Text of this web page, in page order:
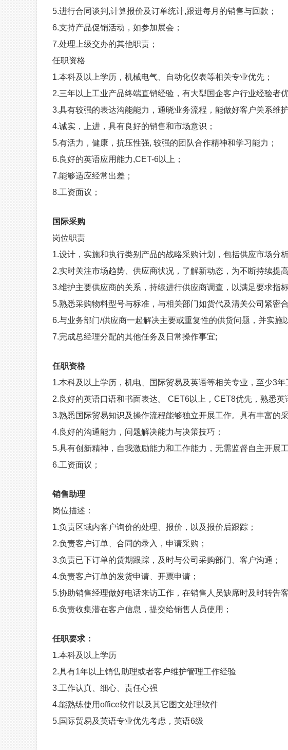
5.进行合同谈判,计算报价及订单统计,跟进每月的销售与回款；
6.支持产品促销活动，如参加展会；
7.处理上级交办的其他职责；
任职资格
1.本科及以上学历，机械电气、自动化仪表等相关专业优先；
2.三年以上工业产品终端直销经验，有大型国企客户行业经验者
3.具有较强的表达沟能能力，通晓业务流程，能做好客户关系维
4.诚实，上进，具有良好的销售和市场意识；
5.有活力，健康，抗压性强, 较强的团队合作精神和学习能力；
6.良好的英语应用能力,CET-6以上；
7.能够适应经常出差；
8.工资面议；
国际采购
岗位职责
1.设计，实施和执行类别产品的战略采购计划，包括供应市场分
2.实时关注市场趋势、供应商状况，了解新动态，为不断持续提
3.维护主要供应商的关系，持续进行供应商调查，以满足要求指
5.熟悉采购物料型号与标准，与相关部门如货代及清关公司紧密
6.与业务部门/供应商一起解决主要或重复性的供货问题，并实施
7.完成总经理分配的其他任务及日常操作事宜;
任职资格
1.本科及以上学历，机电、国际贸易及英语等相关专业，至少3年
2.良好的英语口语和书面表达。 CET6以上，CET8优先，熟悉英
3.熟悉国际贸易知识及操作流程能够独立开展工作。具有丰富的
4.良好的沟通能力，问题解决能力与决策技巧；
5.具有创新精神，自我激励能力和工作能力，无需监督自主开展
6.工资面议；
销售助理
岗位描述：
1.负责区域内客户询价的处理、报价，以及报价后跟踪；
2.负责客户订单、合同的录入，申请采购；
3.负责已下订单的货期跟踪，及时与公司采购部门、客户沟通；
4.负责客户订单的发货申请、开票申请；
5.协助销售经理做好电话来访工作，在销售人员缺席时及时转告
6.负责收集潜在客户信息，提交给销售人员使用；
任职要求：
1.本科及以上学历
2.具有1年以上销售助理或者客户维护管理工作经验
3.工作认真、细心、责任心强
4.能熟练使用office软件以及其它图文处理软件
5.国际贸易及英语专业优先考虑，英语6级